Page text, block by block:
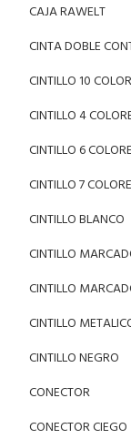
CAJA RAWELT
CINTA DOBLE
CINTILLO 10
CINTILLO 4
CINTILLO 6
CINTILLO 7
CINTILLO BLANCO
CINTILLO
CINTILLO
CINTILLO
CINTILLO NEGRO
CONECTOR
CONECTOR CIEGO